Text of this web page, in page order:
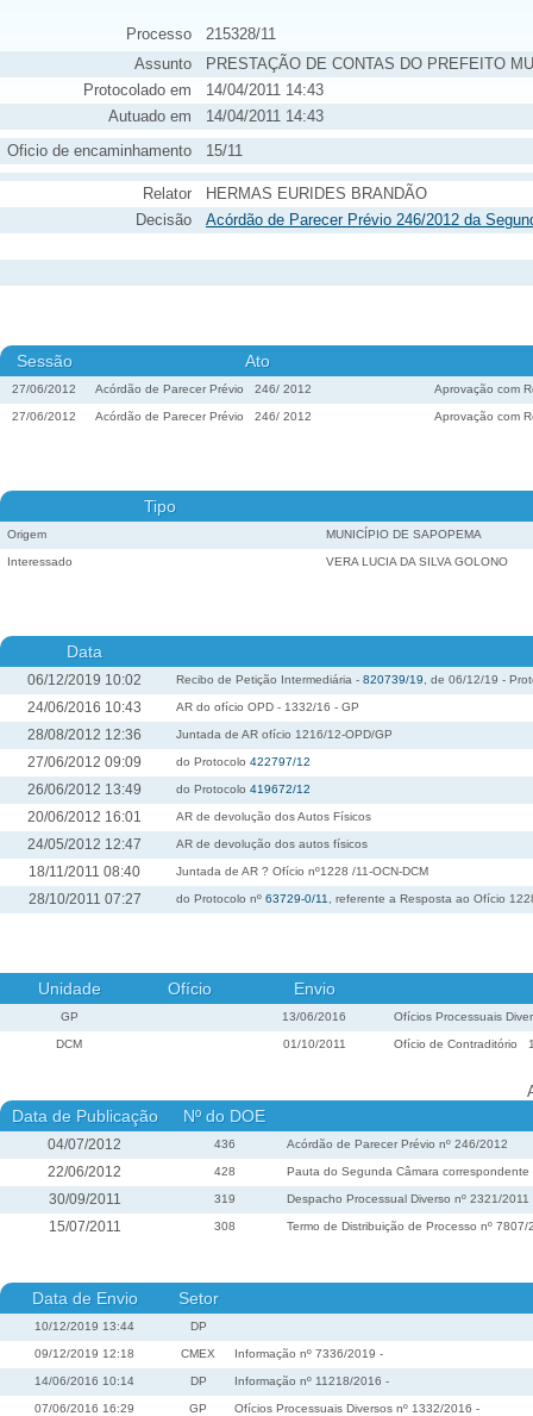
Processo
215328/11
Assunto
PRESTAÇÃO DE CONTAS DO PREFEITO
Protocolado em
14/04/2011 14:43
Autuado em
14/04/2011 14:43
Oficio de encaminhamento
15/11
Relator
HERMAS EURIDES BRANDÃO
Decisão
Acórdão de Parecer Prévio 246/2012 da
Sessão Ato
27/06/2012 Acórdão de Parecer Prévio 246/ 2012 Aprovação com
27/06/2012 Acórdão de Parecer Prévio 246/ 2012 Aprovação com
Tipo
Origem MUNICÍPIO DE SAPOPEMA
Interessado VERA LUCIA DA SILVA GOLONO
Data
06/12/2019 10:02 Recibo de Petição Intermediária - 820739/19 , de 06/12/19 -
24/06/2016 10:43 AR do ofício OPD - 1332/16 - GP
28/08/2012 12:36 Juntada de AR ofício 1216/12-OPD/GP
27/06/2012 09:09 do Protocolo 422797/12
26/06/2012 13:49 do Protocolo 419672/12
20/06/2012 16:01 AR de devolução dos Autos Físicos
24/05/2012 12:47 AR de devolução dos autos físicos
18/11/2011 08:40 Juntada de AR ? Ofício nº1228 /11-OCN-DCM
28/10/2011 07:27 do Protocolo nº 63729-0/11 , referente a Resposta ao Ofício
Unidade Ofício Envio
GP 13/06/2016 Ofícios Processuais
DCM 01/10/2011 Ofício de Contraditório
Data de Publicação Nº do DOE
04/07/2012 436 Acórdão de Parecer Prévio nº 246/2012
22/06/2012 428 Pauta do Segunda Câmara
30/09/2011 319 Despacho Processual Diverso nº 2321/2011
15/07/2011 308 Termo de Distribuição de Processo nº 7807/
Data de Envio Setor
10/12/2019 13:44 DP
09/12/2019 12:18 CMEX Informação nº 7336/2019 -
14/06/2016 10:14 DP Informação nº 11218/2016 -
07/06/2016 16:29 GP Ofícios Processuais Diversos nº 1332/2016 -